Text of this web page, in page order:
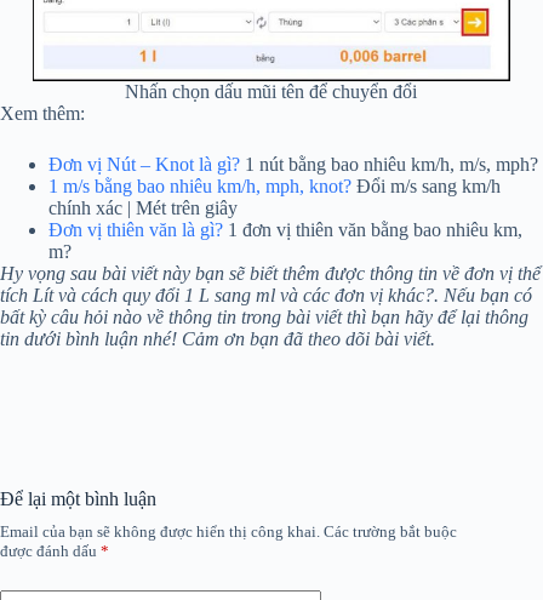
Nhấn chọn dấu mũi tên để chuyển đổi
Xem thêm:
Đơn vị Nút – Knot là gì? 1 nút bằng bao nhiêu km/h, m/s, mph?
1 m/s bằng bao nhiêu km/h, mph, knot? Đổi m/s sang km/h
chính xác | Mét trên giây
Đơn vị thiên văn là gì? 1 đơn vị thiên văn bằng bao nhiêu km,
m?
Hy vọng sau bài viết này bạn sẽ biết thêm được thông tin về đơn vị thể
tích Lít và cách quy đổi 1 L sang ml và các đơn vị khác?. Nếu bạn có
bất kỳ câu hỏi nào về thông tin trong bài viết thì bạn hãy để lại thông
tin dưới bình luận nhé! Cảm ơn bạn đã theo dõi bài viết.
Để lại một bình luận
Email của bạn sẽ không được hiển thị công khai. Các trường bắt buộc
được đánh dấu *